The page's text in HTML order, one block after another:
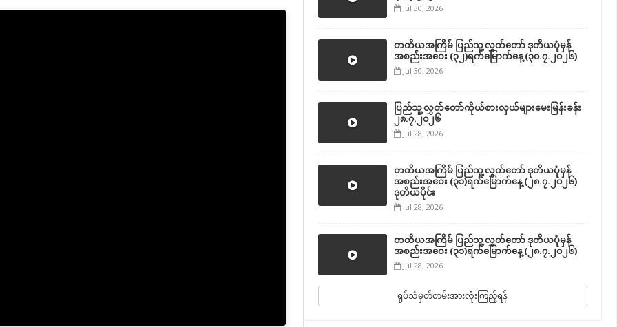
Jul 30, 2026
တတိယအကြိမ် ပြည်သူ့လွှတ်တော် ဒုတိယပုံမှန်
အစည်းအဝေး (၃၂)ရက်မြောက်နေ့ (၃၀.၇.၂၀၂၆)
Jul 30, 2026
ပြည်သူ့လွှတ်တော်ကိုယ်စားလှယ်များမေးမြန်းခန်း
၂၈.၇.၂၀၂၆
Jul 28, 2026
တတိယအကြိမ် ပြည်သူ့လွှတ်တော် ဒုတိယပုံမှန်
အစည်းအဝေး (၃၁)ရက်မြောက်နေ့ (၂၈.၇.၂၀၂၆)
ဒုတိယပိုင်း
Jul 28, 2026
တတိယအကြိမ် ပြည်သူ့လွှတ်တော် ဒုတိယပုံမှန်
အစည်းအဝေး (၃၁)ရက်မြောက်နေ့ (၂၈.၇.၂၀၂၆)
Jul 28, 2026
ရုပ်သံမှတ်တမ်းအားလုံးကြည့်ရန်